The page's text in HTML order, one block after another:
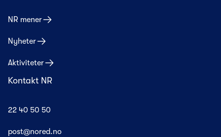
NR mener
Nyheter
Aktiviteter
Kontakt NR
22 40 50 50
post@nored.no